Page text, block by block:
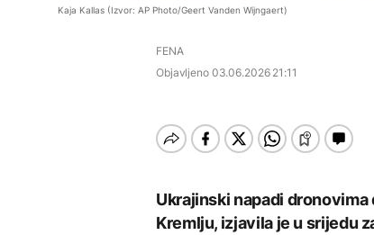
AKTUELNO
kontrolom
nesavjesnim
vodosnabdijevanja
Požari kod Trebinja pod
kontrolom
Grgurević traži
blizini Manastira Ostrog
i Crnoj Gori
EVROPA
Njemačkoj, 25 osoba
povrijeđeno
Rihanna radi na novom
albumu
Šta je Ciklospora i da li
prijeti širenje u Evropi?
Kaja Kallas (Izvor: AP Photo/Geert Vanden Wijngaert)
FENA
Objavljeno 03.06.2026 21:11
Ukrajinski napadi
Kremlju, izjavila je u srijedu